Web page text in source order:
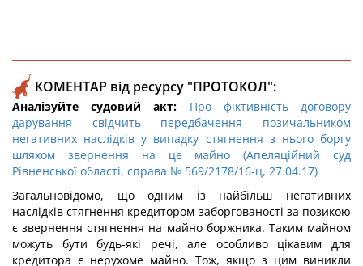
КОМЕНТАР від ресурсу "ПРОТОКОЛ":
Аналізуйте судовий акт:
Про фіктивність договору
дарування свідчить передбачення позичальником
негативних наслідків у випадку стягнення з нього боргу
шляхом звернення на це майно (Апеляційний суд
Рівненської області, справа № 569/2178/16-ц, 27.04.17)
Загальновідомо, що одним із найбільш негативних
наслідків стягнення кредитором заборгованості за позикою
є звернення стягнення на майно боржника. Таким майном
можуть бути будь-які речі, але особливо цікавим для
кредитора є нерухоме майно. Тож, якщо з цим виникли